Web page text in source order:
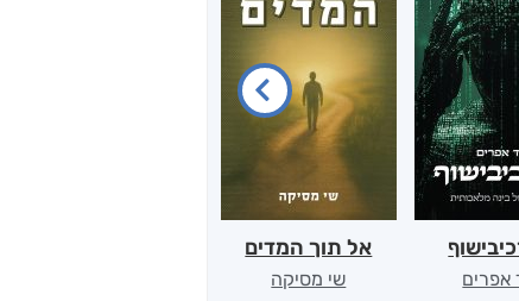
אפרים
אל תוך המדים
שי מסיקה